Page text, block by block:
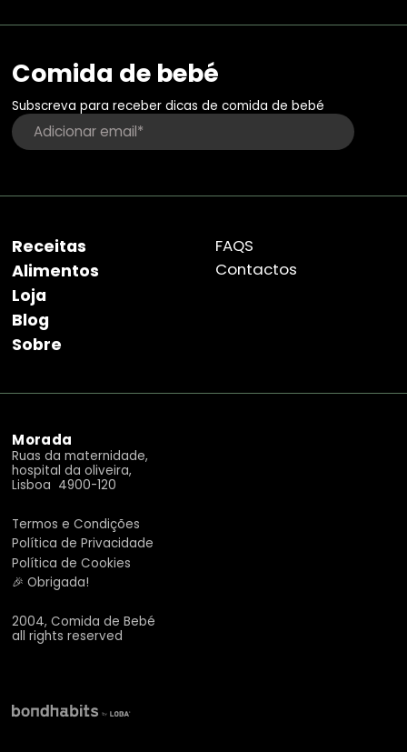
Comida de bebé
Subscreva para receber dicas de comida de bebé
Receitas
Alimentos
Loja
Blog
Sobre
FAQS
Contactos
Morada
Ruas da maternidade,
hospital da oliveira,
Lisboa 4900-120
Termos e Condições
Política de Privacidade
Política de Cookies
🎉 Obrigada!
2004, Comida de Bebé
all rights reserved